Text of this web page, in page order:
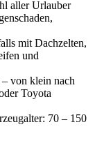
planen
Wünschen
aller Urlauber
mit Dachzelten,
und
– von klein nach
Toyota
70 – 150